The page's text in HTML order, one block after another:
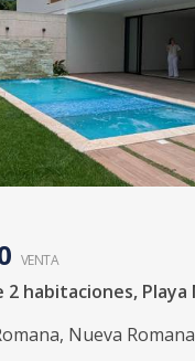
VENTA
, Nueva Romana